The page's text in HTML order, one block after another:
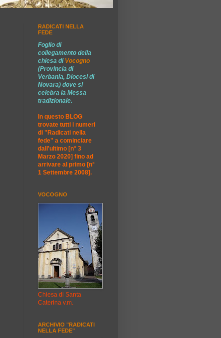
RADICATI NELLA
FEDE
Foglio di
collegamento della
chiesa di Vocogno
(Provincia di
Verbania, Diocesi di
Novara) dove si
celebra la Messa
tradizionale.
In questo BLOG
trovate tutti i numeri
di "Radicati nella
fede" a cominciare
dall'ultimo [n° 3
Marzo 2020] fino ad
arrivare al primo [n°
1 Settembre 2008].
VOCOGNO
Chiesa di Santa
Caterina v.m.
ARCHIVIO "RADICATI
NELLA FEDE"